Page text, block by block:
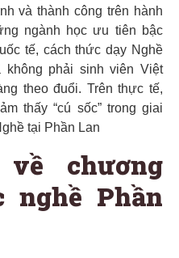
và thành công trên hành
ngành học ưu tiên bậc
tế, cách thức dạy Nghề
phải sinh viên Việt
theo đuổi. Trên thực tế,
thấy “cú sốc” trong giai
tại Phần Lan
chương
Phần